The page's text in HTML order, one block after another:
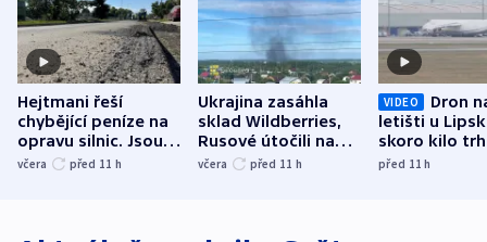
Hejtmani řeší
chybějící peníze na
opravu silnic. Jsou
nenárokové, namítá
včera před 11 h
Ukrajina zasáhla
sklad Wildberries,
Rusové útočili na
trh, hasiče či
včera před 11 h
VIDEO
Dron
letišti u
skoro kilo
indicie
před 11h